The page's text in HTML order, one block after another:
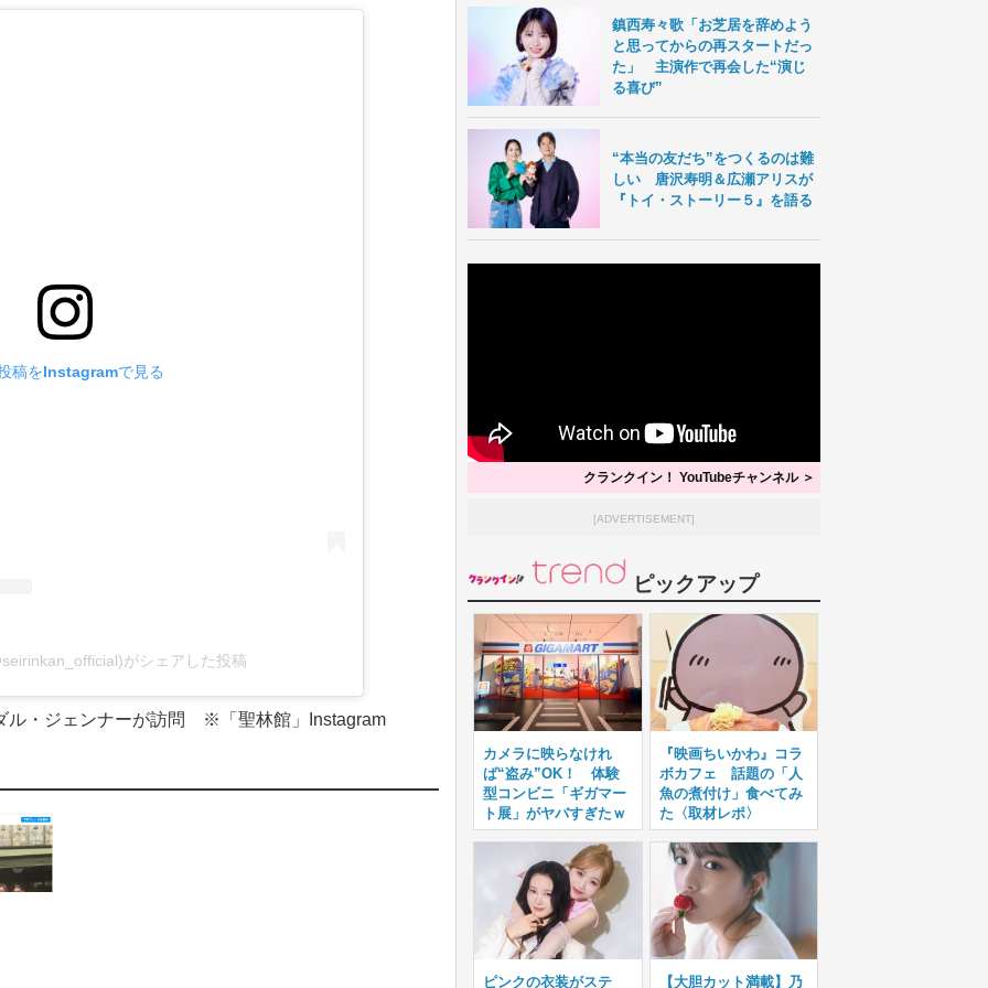
稿をInstagramで見る
がシェアした投稿
ル・ジェンナーが訪問 ※「聖林館」Instagram
鎮西寿々歌「お芝居を辞めよう
と思ってからの再スタートだっ
た」 主演作で再会した“演じ
る喜び”
“本当の友だち”をつくるのは難
しい 唐沢寿明＆広瀬アリスが
『トイ・ストーリー５』を語る
クランクイン！ YouTubeチャンネル ＞
[ADVERTISEMENT]
ピックアップ
カメラに映らなけれ
ば“盗み”OK！ 体験
型コンビニ「ギガマー
ト展」がヤバすぎたｗ
『映画ちいかわ』コラ
ボカフェ 話題の「人
魚の煮付け」食べてみ
た〈取材レポ〉
ピンクの衣装がステ 【大胆カット満載】乃